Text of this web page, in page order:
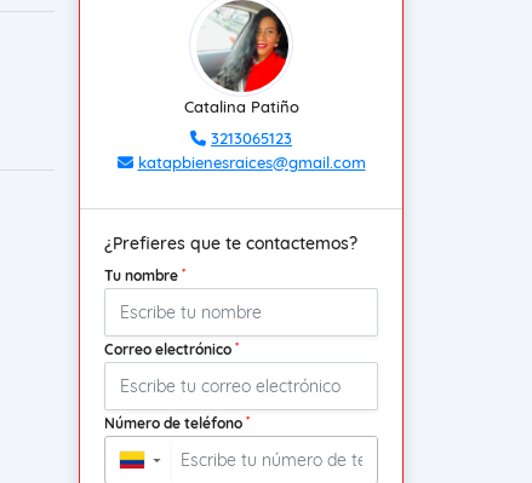
Catalina Patiño
3213065123
katapbienesraices@gmail.com
¿Prefieres que te contactemos?
Tu nombre *
Correo electrónico *
Número de teléfono *
▼